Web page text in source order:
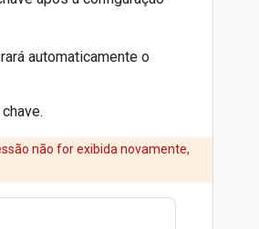
automaticamente o
não for exibida novamente,